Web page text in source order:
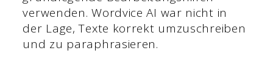
verwenden. Wordvice AI war nicht in
der Lage, Texte korrekt umzuschreiben
und zu paraphrasieren.